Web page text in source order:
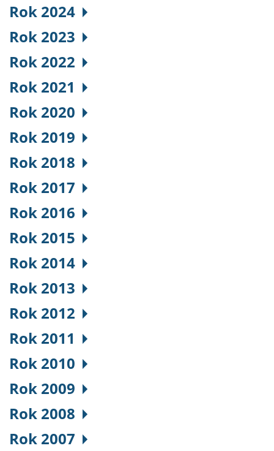
Rok 2024
Rok 2023
Rok 2022
Rok 2021
Rok 2020
Rok 2019
Rok 2018
Rok 2017
Rok 2016
Rok 2015
Rok 2014
Rok 2013
Rok 2012
Rok 2011
Rok 2010
Rok 2009
Rok 2008
Rok 2007